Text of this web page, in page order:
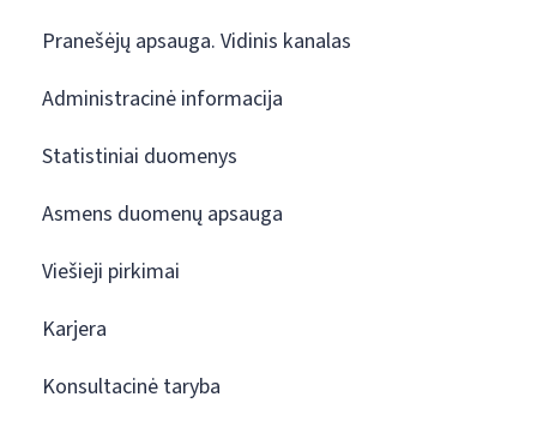
Pranešėjų apsauga. Vidinis kanalas
Administracinė informacija
Statistiniai duomenys
Asmens duomenų apsauga
Viešieji pirkimai
Karjera
Konsultacinė taryba